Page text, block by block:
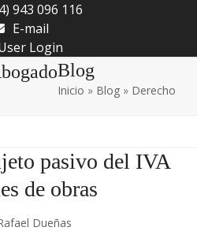
943 096 116
E-mail
Login
Blog
Inicio » Blog » Derecho
pasivo del IVA
de obras
Dueñas